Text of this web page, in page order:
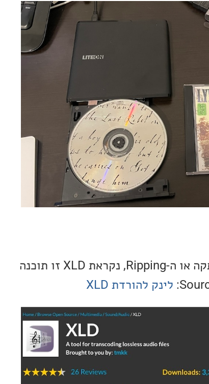
התוכנה שתשמש אותנו לצורך ביצוע ההעתקה או ה-Ripping, נקראת XLD זו תוכנה
לינק להורדת XLD